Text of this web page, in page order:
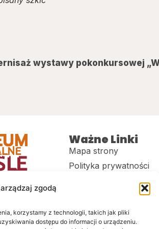
zgodą
korzystamy z technologii, takich jak pliki
dostępu do informacji o urządzeniu.
dr.
Ważne Linki
Mapa strony
Polityka prywatności
Deklaracja dostępności
Sklep